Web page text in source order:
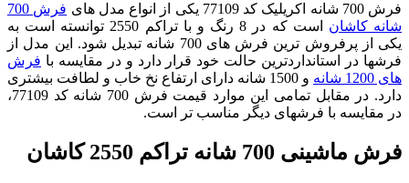
فرش 700 شانه اکریلیک کد 77109 یکی از انواع مدل های
فرش 700
شانه کاشان
است که در 8 رنگ و با تراکم 2550 توانسته است به
یکی از پرفروش ترین فرش های 700 شانه تبدیل شود. این مدل از
فرشها در استانداردترین حالت خود قرار دارد و در مقایسه با فرش
های 1200 شانه
و 1500 شانه دارای ارتفاع نخ خاب و لطافت بیشتری
دارد. در مقابل تمامی این موارد قیمت فرش 700 شانه کد 77109،
در مقایسه با فرشهای دیگر مناسب تر است.
فرش ماشینی 700 شانه تراکم 2550 کاشان